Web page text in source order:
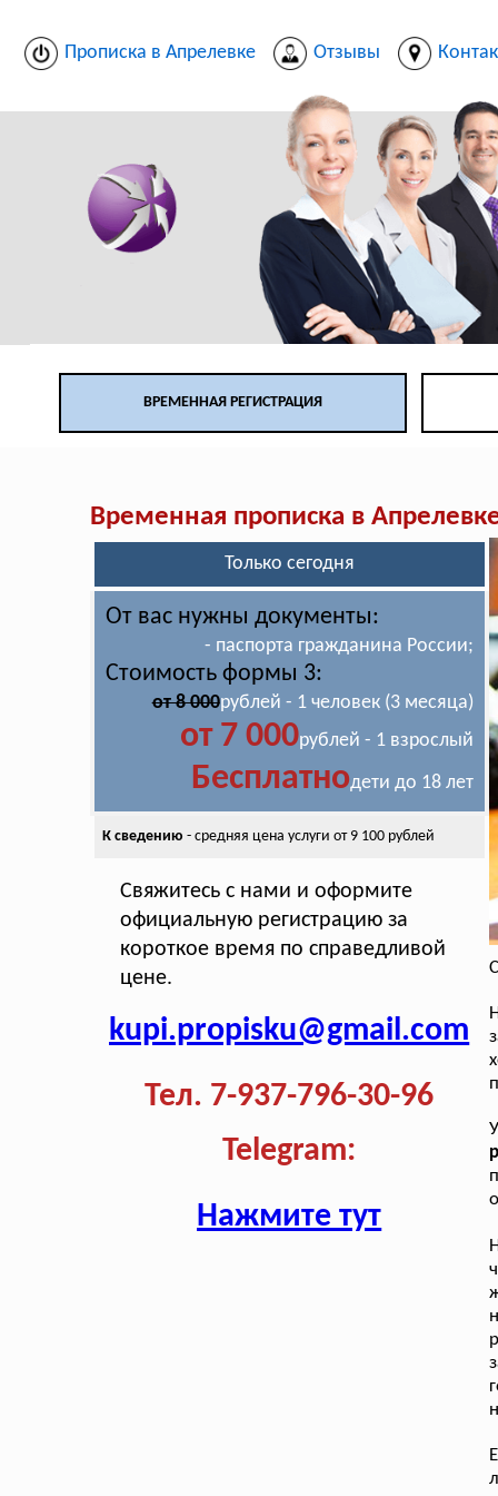
Прописка в Апрелевке Отзывы
ВРЕМЕННАЯ РЕГИСТРАЦИЯ
Временная прописка в
Только сегодня
От вас нужны документы:
- паспорта гражданина России;
Стоимость формы 3:
от 8 000рублей - 1 человек (3 месяца)
от 7 000рублей - 1 взрослый
Бесплатнодети до 18 лет
К сведению - средняя цена услуги от 9 100 рублей
Свяжитесь с нами и оформите
официальную регистрацию за
короткое время по справедливой
цене.
kupi.propisku@gmail.com
Тел. 7-937-796-30-96
Telegram:
Нажмите тут